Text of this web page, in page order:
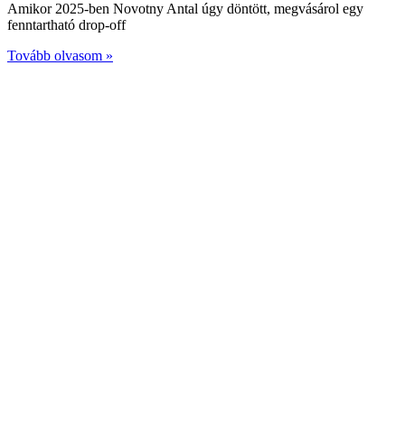
Amikor 2025-ben Novotny Antal úgy döntött, megvásárol egy
fenntartható drop-off
Tovább olvasom »